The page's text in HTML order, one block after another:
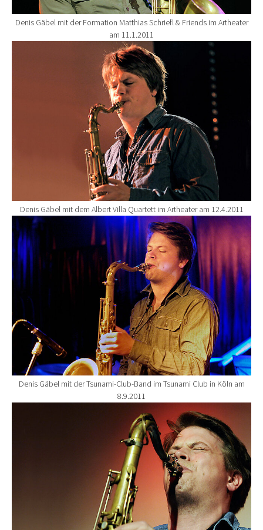
Denis Gäbel mit der Formation Matthias Schriefl & Friends im Artheater
am 11.1.2011
Show larger version for:
Denis Gäbel mit dem Albert Villa Quartett im Artheater am 12.4.2011
Show larger version for:
Denis Gäbel mit der Tsunami-Club-Band im Tsunami Club in Köln am
8.9.2011